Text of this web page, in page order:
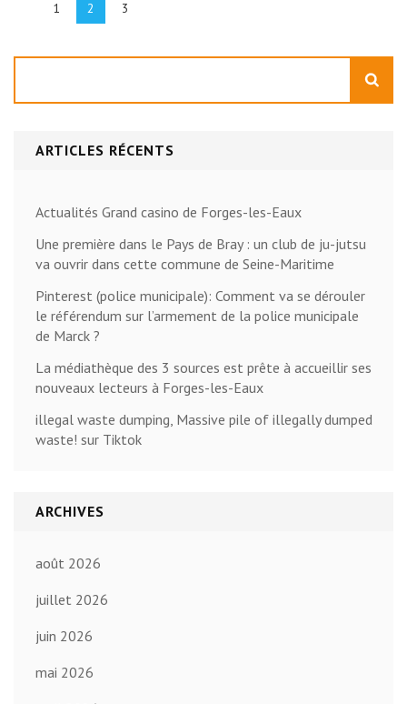
publications
Page
1 Page
2 Page
3
ARTICLES RÉCENTS
Actualités Grand casino de Forges-les-Eaux
Une première dans le Pays de Bray : un club de ju-jutsu
va ouvrir dans cette commune de Seine-Maritime
Pinterest (police municipale): Comment va se dérouler
le référendum sur l’armement de la police municipale
de Marck ?
La médiathèque des 3 sources est prête à accueillir ses
nouveaux lecteurs à Forges-les-Eaux
illegal waste dumping, Massive pile of illegally dumped
waste! sur Tiktok
ARCHIVES
août 2026
juillet 2026
juin 2026
mai 2026